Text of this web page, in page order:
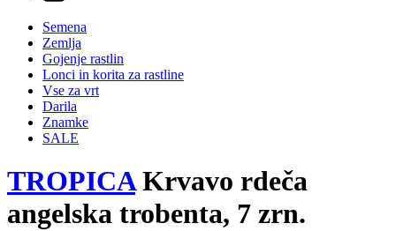
Semena
Zemlja
Gojenje rastlin
Lonci in korita za rastline
Vse za vrt
Darila
Znamke
SALE
TROPICAKrvavo rdeča
angelska trobenta, 7 zrn.